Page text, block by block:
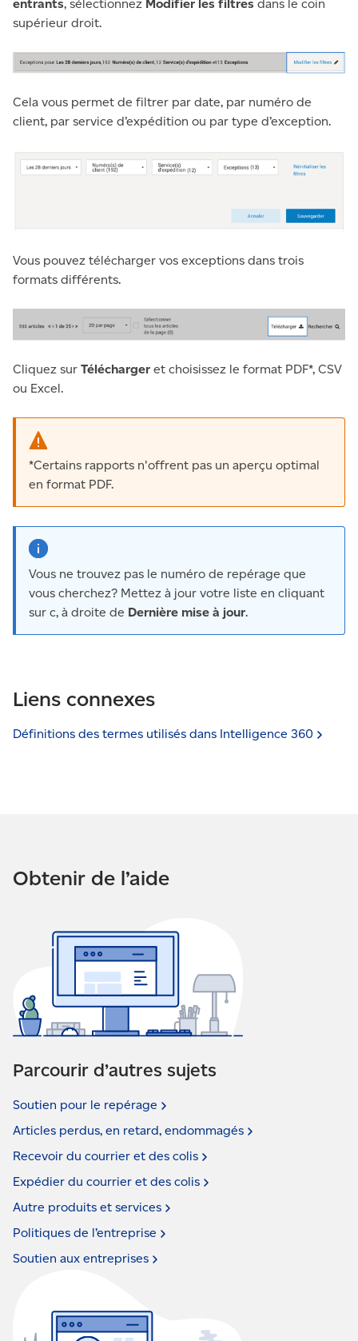
entrants, sélectionnez Modifier les filtres dans le coin
supérieur droit.
Cela vous permet de filtrer par date, par numéro de
client, par service d’expédition ou par type d’exception.
Vous pouvez télécharger vos exceptions dans trois
formats différents.
Cliquez sur Télécharger et choisissez le format PDF*, CSV
ou Excel.
*Certains rapports n'offrent pas un aperçu optimal
en format PDF.
Vous ne trouvez pas le numéro de repérage que
vous cherchez? Mettez à jour votre liste en cliquant
sur c, à droite de Dernière mise à jour.
Liens connexes
Définitions des termes utilisés dans Intelligence 360
Obtenir de l’aide
Parcourir d’autres sujets
Soutien pour le repérage
Articles perdus, en retard, endommagés
Recevoir du courrier et des colis
Expédier du courrier et des colis
Autre produits et services
Politiques de l’entreprise
Soutien aux entreprises